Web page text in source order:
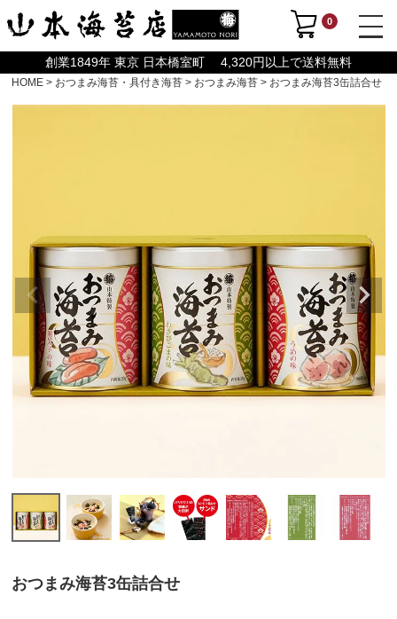
0
創業1849年 東京 日本橋室町 4,320円以上で送料無料
HOME おつまみ海苔・具付き海苔 おつまみ海苔 おつまみ海苔3缶詰合せ
おつまみ海苔3缶詰合せ